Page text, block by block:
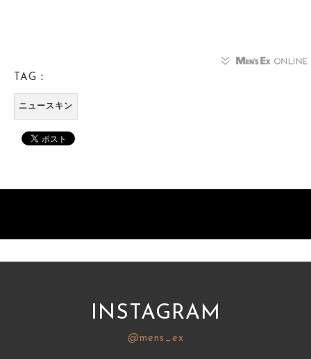
TAG：
ニュースキン
INSTAGRAM
@mens_ex